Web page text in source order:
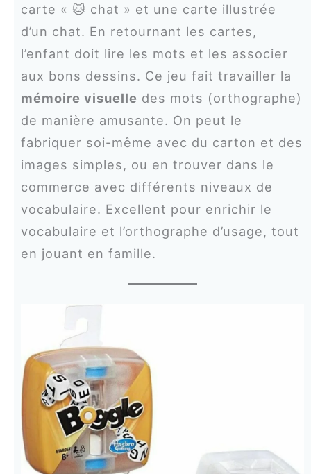
carte « 🐱 chat » et une carte illustrée
d’un chat. En retournant les cartes,
l’enfant doit lire les mots et les associer
aux bons dessins. Ce jeu fait travailler la
mémoire visuelle des mots (orthographe)
de manière amusante. On peut le
fabriquer soi-même avec du carton et des
images simples, ou en trouver dans le
commerce avec différents niveaux de
vocabulaire. Excellent pour enrichir le
vocabulaire et l’orthographe d’usage, tout
en jouant en famille.